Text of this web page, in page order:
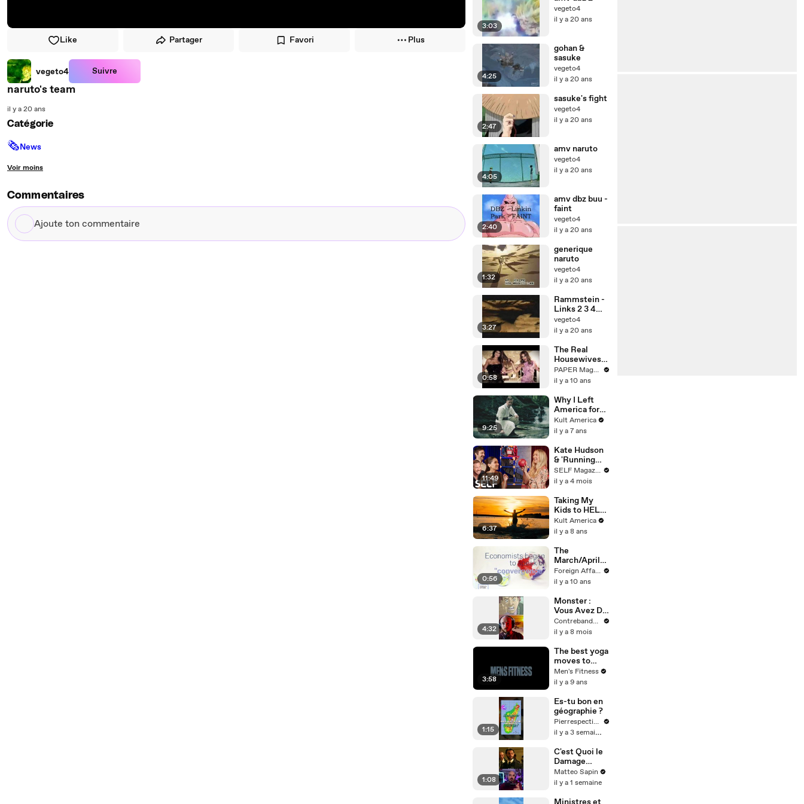
Like Partager Favori Plus
vegeto4 Suivre
naruto's team
il y a 20 ans
Catégorie
🗞News
Voir moins
Commentaires
Ajoute
ton
3:03
vegeto4
il y a 20 ans
4:25
gohan &
sasuke
vegeto4
il y a 20 ans
2:47
sasuke's fight
vegeto4
il y a 20 ans
4:05
amv naruto
vegeto4
il y a 20 ans
2:40
amv dbz buu -
faint
vegeto4
il y a 20 ans
1:32
generique
naruto
vegeto4
il y a 20 ans
3:27
Rammstein -
Links 2 3 4
clip
vegeto4
il y a 20 ans
0:58
The Real
Housewives:
Teresa
Giucide And
PAPER Magazine
il y a 10 ans
9:25
Why I Left
America for
Poland #2
[Kult
Kult America
il y a 7 ans
11:49
Kate Hudson
& 'Running
Point' Cast
Compete in
Battle
SELF Magazine
il y a 4 mois
6:37
Taking My
Kids to HEL
[Kult
America]
Kult America
il y a 8 ans
0:56
The
March/April
Issue of
Foreign
Seconds
Foreign Affairs
il y a 10 ans
4:32
Monster :
Vous Avez Dit
Chef-d'œuvre
?
Contrebande Films
il y a 8 mois
3:58
The best yoga
moves to
improve
shoulder
Men's Fitness
il y a 9 ans
1:15
Es-tu bon en
géographie ?
Pierrespectives
il y a 3 semaines
1:08
C'est Quoi le
Damage
Control ?
Matteo Sapin
il y a 1 semaine